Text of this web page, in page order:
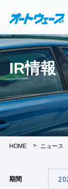
IR情報
HOME ニュース
期間